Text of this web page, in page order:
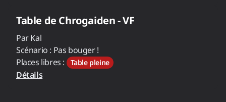
Table de Chrogaiden - VF
ParKal
Scénario : Pas bouger !
Places libres :
Table pleine
Détails